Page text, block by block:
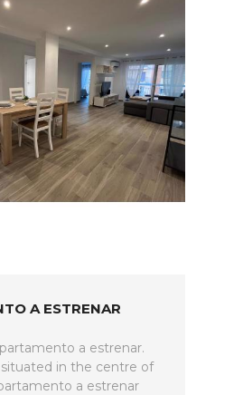
A ESTRENAR
a estrenar.
in the centre of
a estrenar